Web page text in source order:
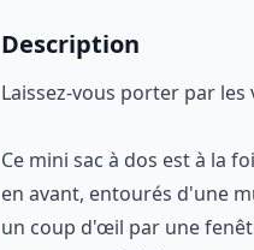
Description
Laissez-vous porter par les
Ce mini sac à dos est à la
en avant, entourés d'une
un coup d'œil par une